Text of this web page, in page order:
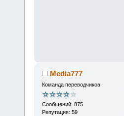
Media777
Команда переводчиков
Сообщений: 875
Репутация: 59